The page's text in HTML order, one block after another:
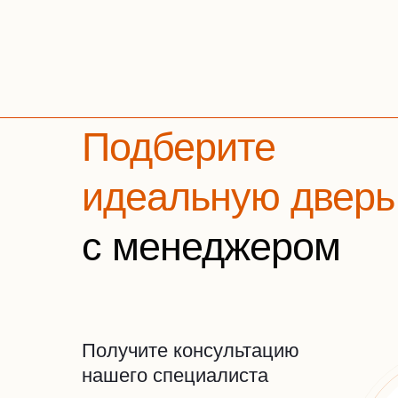
Получите консультацию
нашего специалиста
Подберите
идеальную дверь
с менеджером